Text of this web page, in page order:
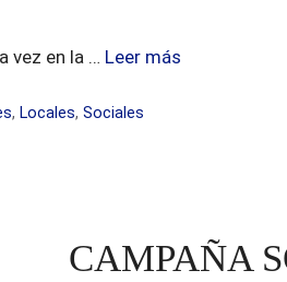
vez en la … Leer más
, Locales,Sociales
CAMPAÑA